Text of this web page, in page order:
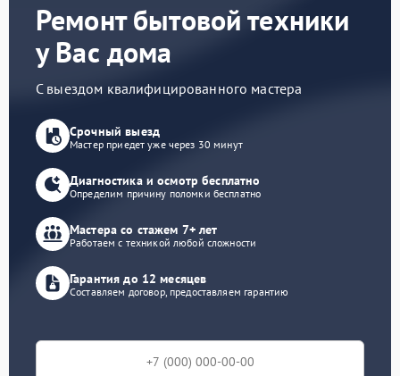
Ремонт бытовой техники
у Вас дома
С выездом квалифицированного мастера
Срочный выезд
Мастер приедет уже через 30 минут
Диагностика и осмотр бесплатно
Определим причину поломки бесплатно
Мастера со стажем 7+ лет
Работаем с техникой любой сложности
Гарантия до 12 месяцев
Составляем договор, предоставляем гарантию